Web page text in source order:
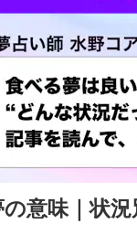
の意味｜状